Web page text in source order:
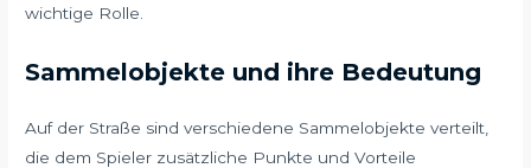
wichtige Rolle.
Sammelobjekte und ihre Bedeutung
Auf der Straße sind verschiedene Sammelobjekte verteilt,
die dem Spieler zusätzliche Punkte und Vorteile